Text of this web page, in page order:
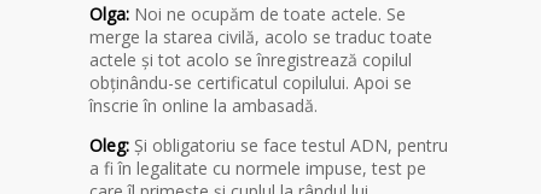
Olga: Noi ne ocupăm de toate actele. Se
merge la starea civilă, acolo se traduc toate
actele și tot acolo se înregistrează copilul
obținându-se certificatul copilului. Apoi se
înscrie în online la ambasadă.
Oleg: Și obligatoriu se face testul ADN, pentru
a fi în legalitate cu normele impuse, test pe